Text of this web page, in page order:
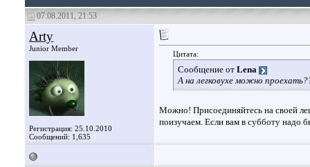
07.08.2011, 21:53
Arty
Junior Member
Регистрация: 25.10.2010
Сообщений: 1,635
Цитата:
Сообщение от Lena
А на легковухе можно
Можно! Присоединяйтесь на своей
поизучаем. Если вам в субботу надо